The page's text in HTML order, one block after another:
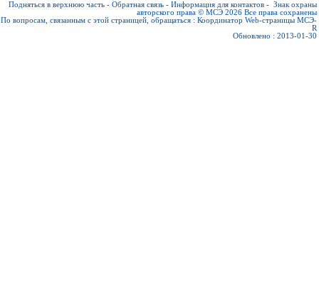
Подняться в верхнюю часть - Обратная связь - Информация для контактов - Знак охраны
авторского права © МСЭ 2026 Все права сохранены
По вопросам, связанным с этой страницей, обращаться : Координатор Web-страницы МСЭ-
R
Обновлено : 2013-01-30